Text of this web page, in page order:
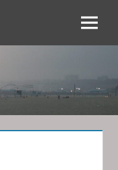
Menu